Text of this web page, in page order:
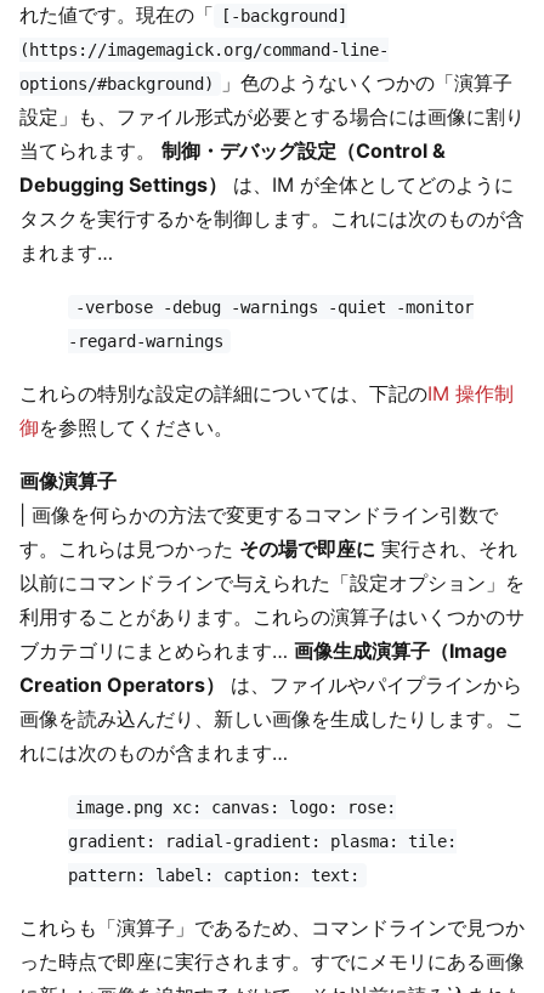
れた値です。現在の「
[-background]
(https://imagemagick.org/command-line-
options/#background)
」色のようないくつかの「演算子
設定」も、ファイル形式が必要とする場合には画像に割り
当てられます。
制御・デバッグ設定（Control &
Debugging Settings）
は、IM が全体としてどのように
タスクを実行するかを制御します。これには次のものが含
まれます…
-verbose -debug -warnings -quiet -monitor
-regard-warnings
これらの特別な設定の詳細については、下記のIM 操作制
御を参照してください。
画像演算子
| 画像を何らかの方法で変更するコマンドライン引数で
す。これらは見つかった その場で即座に 実行され、それ
以前にコマンドラインで与えられた「設定オプション」を
利用することがあります。これらの演算子はいくつかのサ
ブカテゴリにまとめられます… 画像生成演算子（Image
Creation Operators）
は、ファイルやパイプラインから
画像を読み込んだり、新しい画像を生成したりします。こ
れには次のものが含まれます…
image.png xc: canvas: logo: rose:
gradient: radial-gradient: plasma: tile:
pattern: label: caption: text:
これらも「演算子」であるため、コマンドラインで見つか
った時点で即座に実行されます。すでにメモリにある画像